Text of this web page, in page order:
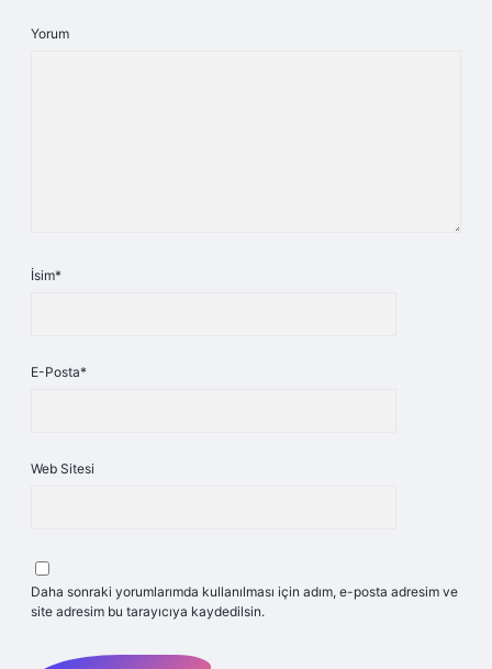
Yorum
İsim*
E-Posta*
Web Sitesi
Daha sonraki yorumlarımda kullanılması için adım, e-posta adresim ve
site adresim bu tarayıcıya kaydedilsin.